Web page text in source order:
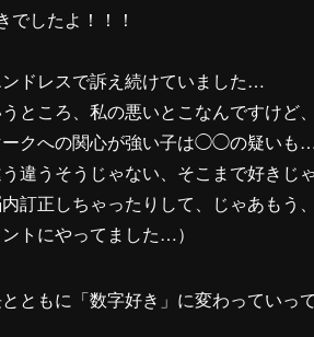
したよ！！！
ドレスで訴え続けていました…
ところ、私の悪いとこなんですけ
クへの関心が強い子は◯◯の疑いも
違うそうじゃない、そこまで好きじ
訂正しちゃったりして、じゃあもう
トにやってました…）
ともに「数字好き」に変わっていっ